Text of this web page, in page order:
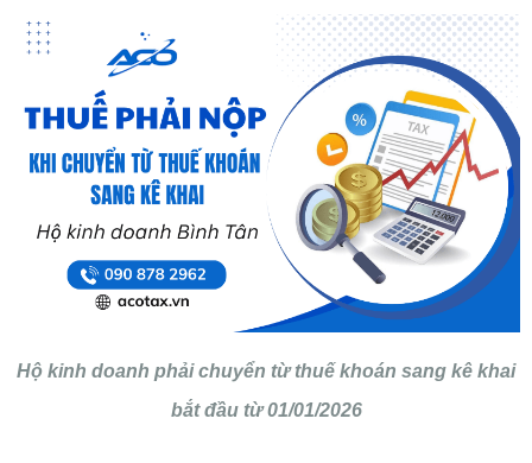
Hộ kinh doanh phải chuyển từ thuế khoán sang kê khai
bắt đầu từ 01/01/2026